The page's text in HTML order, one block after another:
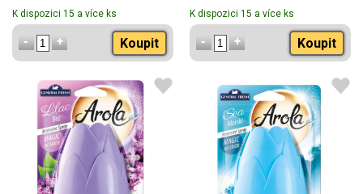
K dispozici 15 a více ks
Koupit
s náplní Kokos & Vanilka
K dispozici 15 a více ks
Koupit